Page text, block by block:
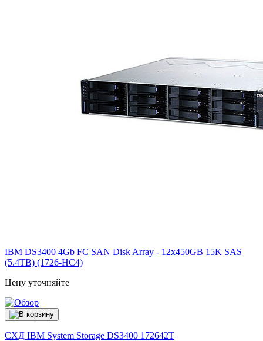
IBM DS3400 4Gb FC SAN Disk Array - 12x450GB 15K SAS
(5.4TB) (1726-HC4)
Цену уточняйте
СХД IBM System Storage DS3400 172642T